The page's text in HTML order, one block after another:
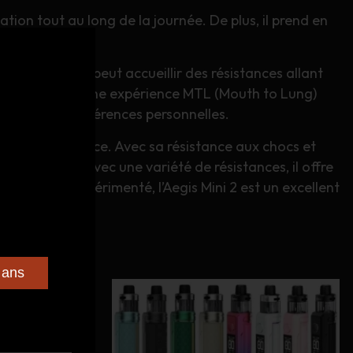
tout au long de la journée. De plus, il prend en
Il peut accueillir des résistances allant
pour une expérience MTL (Mouth to Lung)
à leurs préférences personnelles.
et élégance. Avec sa résistance aux chocs et
avec une variété de résistances, il offre
expérimenté, l’Aegis Mini 2 est un excellent
Ce
produit